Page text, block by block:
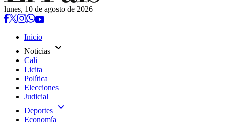
lunes, 10 de agosto de 2026
Inicio
Noticias expand_more
Cali
Licita
Política
Elecciones
Judicial
Deportes expand_more
Economía